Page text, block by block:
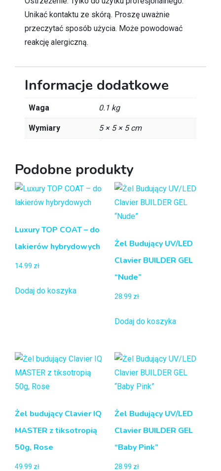
Unikać kontaktu ze skórą. Proszę uważnie
przeczytać sposób użycia. Może powodować
reakcję alergiczną.
Informacje dodatkowe
Waga 0.1 kg
Wymiary 5 × 5 × 5 cm
Podobne produkty
Luxury TOP COAT – do
lakierów hybrydowych
14.99 zł
Dodaj do koszyka
Żel Budujący UV/LED
Clavier BUILDER GEL
“Nude”
28.99 zł
Dodaj do koszyka
Żel budujący Clavier IQ
MASTER z tiksotropią
50g, Rose
49.99 zł
Żel Budujący UV/LED
Clavier BUILDER GEL
“Baby Pink”
28.99 zł